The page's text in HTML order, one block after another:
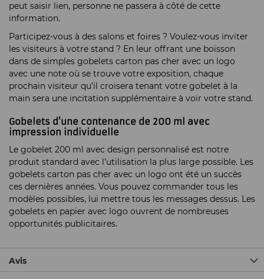
peut saisir lien, personne ne passera à côté de cette
information.
Participez-vous à des salons et foires ? Voulez-vous inviter
les visiteurs à votre stand ? En leur offrant une boisson
dans de simples gobelets carton pas cher avec un logo
avec une note où se trouve votre exposition, chaque
prochain visiteur qu’il croisera tenant votre gobelet à la
main sera une incitation supplémentaire à voir votre stand.
Gobelets d'une contenance de 200 ml avec
impression individuelle
Le gobelet 200 ml avec design personnalisé est notre
produit standard avec l’utilisation la plus large possible. Les
gobelets carton pas cher avec un logo ont été un succès
ces dernières années. Vous pouvez commander tous les
modèles possibles, lui mettre tous les messages dessus. Les
gobelets en papier avec logo ouvrent de nombreuses
opportunités publicitaires.
Avis